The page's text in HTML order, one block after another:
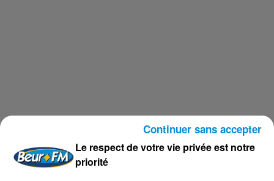
Le respect de votre vie privée est notre
priorité
Continuer sans accepter